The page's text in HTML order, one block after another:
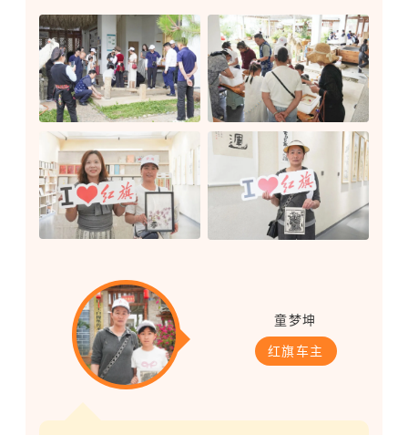
童梦坤
红旗车主